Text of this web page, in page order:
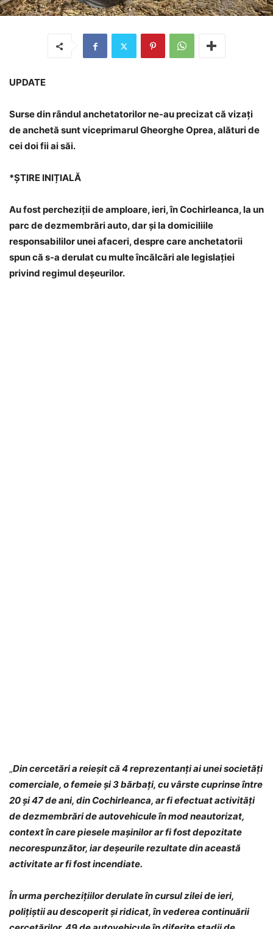
UPDATE
Surse din rândul anchetatorilor ne-au precizat că vizați
de anchetă sunt viceprimarul Gheorghe Oprea, alături de
cei doi fii ai săi.
*ȘTIRE INIȚIALĂ
Au fost percheziții de amploare, ieri, în Cochirleanca, la un
parc de dezmembrări auto, dar și la domiciliile
responsabililor unei afaceri, despre care anchetatorii
spun că s-a derulat cu multe încălcări ale legislației
privind regimul deșeurilor.
„Din cercetări a reieșit că 4 reprezentanți ai unei societăți
comerciale, o femeie și 3 bărbați, cu vârste cuprinse între
20 și 47 de ani, din Cochirleanca, ar fi efectuat activități
de dezmembrări de autovehicule în mod neautorizat,
context în care piesele mașinilor ar fi fost depozitate
necorespunzător, iar deșeurile rezultate din această
activitate ar fi fost incendiate.
În urma perchezițiilor derulate în cursul zilei de ieri,
polițiștii au descoperit și ridicat, în vederea continuării